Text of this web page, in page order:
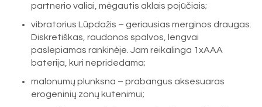
partnerio valiai, mėgautis aklais pojūčiais;
vibratorius Lūpdažis – geriausias merginos draugas.
Diskretiškas, raudonos spalvos, lengvai
paslepiamas rankinėje. Jam reikalinga 1xAAA
baterija, kuri nepridedama;
malonumų plunksna – prabangus aksesuaras
erogeninių zonų kutenimui;